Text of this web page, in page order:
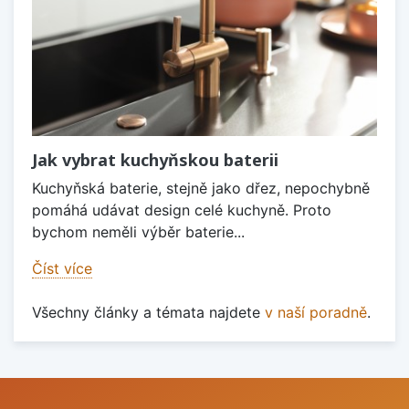
Jak vybrat kuchyňskou baterii
Kuchyňská baterie, stejně jako dřez, nepochybně
pomáhá udávat design celé kuchyně. Proto
bychom neměli výběr baterie...
Číst více
Všechny články a témata najdete v naší poradně.